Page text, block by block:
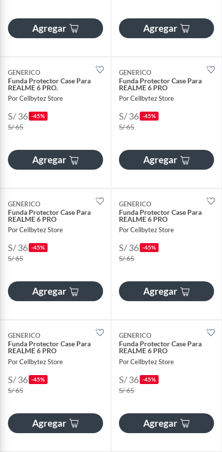
Agregar Agregar
GENERICO
Funda Protector Case Para
REALME 6 PRO.
Por Cellbytez Store
S/ 36 -45%
S/ 65
Agregar
GENERICO
Funda Protector Case Para
REALME 6 PRO
Por Cellbytez Store
S/ 36 -45%
S/ 65
Agregar
GENERICO
Funda Protector Case Para
REALME 6 PRO
Por Cellbytez Store
S/ 36 -45%
S/ 65
Agregar
GENERICO
Funda Protector Case Para
REALME 6 PRO
Por Cellbytez Store
S/ 36 -45%
S/ 65
Agregar
GENERICO
Funda Protector Case Para
REALME 6 PRO
Por Cellbytez Store
S/ 36 -45%
S/ 65
Agregar
GENERICO
Funda Protector Case Para
REALME 6 PRO
Por Cellbytez Store
S/ 36 -45%
S/ 65
Agregar